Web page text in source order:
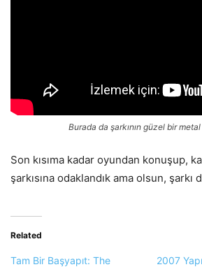
Burada da şarkının güzel bir metal
Son kısıma kadar oyundan konuşup,
şarkısına odaklandık ama olsun, şarkı
Related
Tam Bir Başyapıt: The
2007